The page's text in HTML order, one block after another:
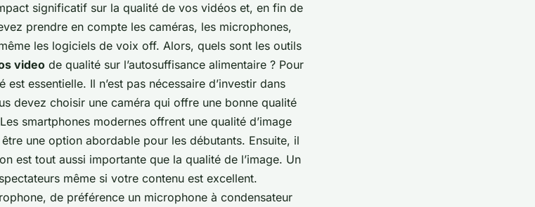
significatif sur la qualité de vos vidéos et, en fin de
prendre en compte les caméras, les microphones,
les logiciels de voix off. Alors, quels sont les outils
video de qualité sur l’autosuffisance alimentaire ? Pour
essentielle. Il n’est pas nécessaire d’investir dans
devez choisir une caméra qui offre une bonne qualité
smartphones modernes offrent une qualité d’image
une option abordable pour les débutants. Ensuite, il
est tout aussi importante que la qualité de l’image. Un
même si votre contenu est excellent.
de préférence un microphone à condensateur